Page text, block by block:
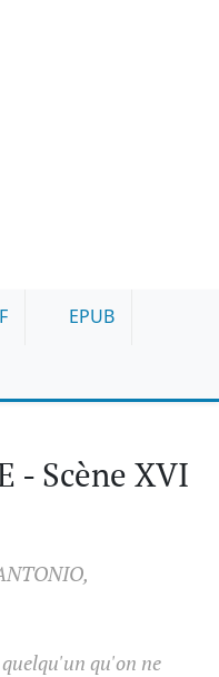
EPUB
- Scène XVI
qu'on ne